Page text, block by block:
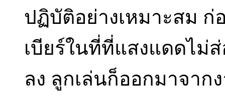
ปฏิบัติอย่างเหมาะสม
เบียร์ในที่ที่แสงแดดไม่
ลง ลูกเล่นก็ออกมาจาก